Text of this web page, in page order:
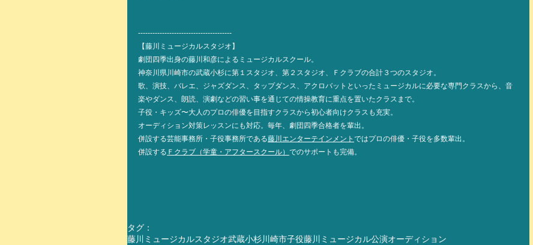
---------------------------------------
【藤川ミュージカルスタジオ】
劇団四季出身の藤川和彦によるミュージカルスクール。
神奈川県川崎市の武蔵小杉に第１スタジオ、第２スタジオ、Ｆクラブの合計３つのスタジオ。
歌、演技、バレエ、ジャズダンス、タップダンス、アクロバットといったミュージカルに必要な専門クラスから、音
楽やダンス、朗読、演劇などの習い事を通じての情操教育に重点を置いたクラスまで。
子役・キッズ〜大人のプロの俳優を目指すクラスから初心者向けクラスも充実。
オーディション対策レッスンにも対応。毎年、劇団四季合格者を輩出。
併設する芸能事務所・子役事務所である藤川エンターテインメント ではプロの俳優・子役を多数輩出。
併設する Ｆクラブ（学童・アフタースクール） でのサポートも完備。
タグ：
藤川ミュージカルスタジオ武蔵小杉川崎市子役藤川ミュージカル公演オーディション